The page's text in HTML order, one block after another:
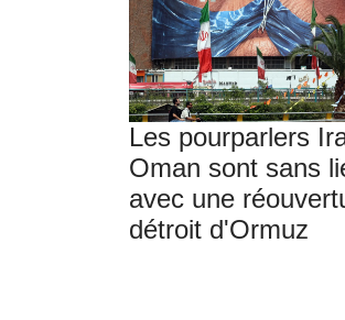
Les pourparlers
Oman sont sans
avec une
détroit d'Ormuz